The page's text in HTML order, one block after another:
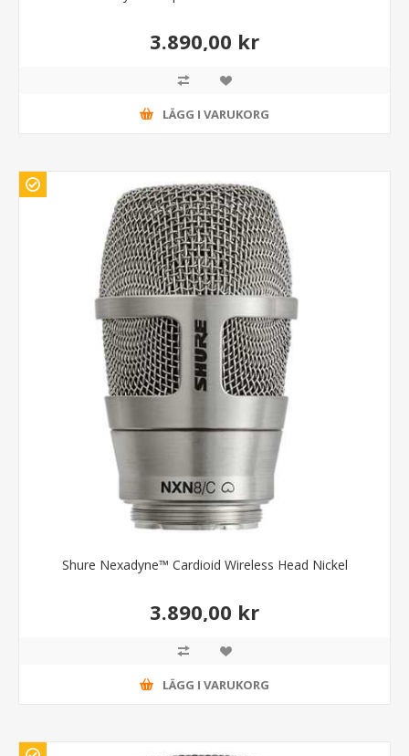
3.890,00 kr
LÄGG I VARUKORG
Shure Nexadyne™ Cardioid Wireless Head Nickel
3.890,00 kr
LÄGG I VARUKORG